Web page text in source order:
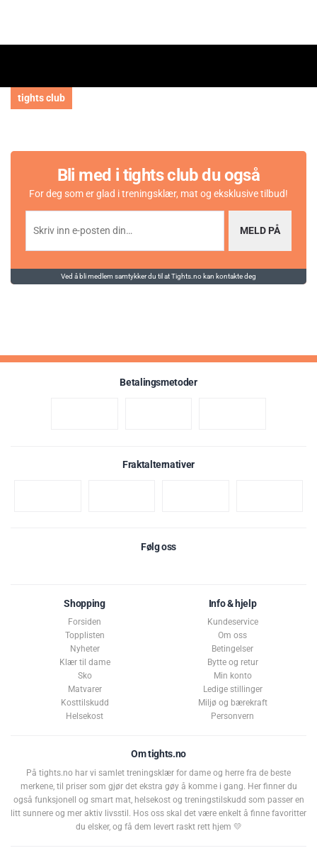
tights club
Bli med i tights club du også
For deg som er glad i treningsklær, mat og eksklusive tilbud!
MELD PÅ
Ved å bli medlem samtykker du til at Tights.no kan kontakte deg
Betalingsmetoder
Fraktalternativer
Følg oss
Shopping
Forsiden
Topplisten
Nyheter
Klær til dame
Sko
Matvarer
Kosttilskudd
Helsekost
Info & hjelp
Kundeservice
Om oss
Betingelser
Bytte og retur
Min konto
Ledige stillinger
Miljø og bærekraft
Personvern
Om tights.no
På tights.no har vi samlet treningsklær for dame og herre fra de beste
merkene, til priser som gjør det ekstra gøy å komme i gang. Her finner du
også funksjonell og smart mat, helsekost og treningstilskudd som passer en
litt sunnere og mer aktiv livsstil. Hos oss skal det være enkelt å finne favoritter
du elsker, og få dem levert raskt rett hjem 💛